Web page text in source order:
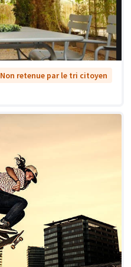
Non retenue par le tri citoyen